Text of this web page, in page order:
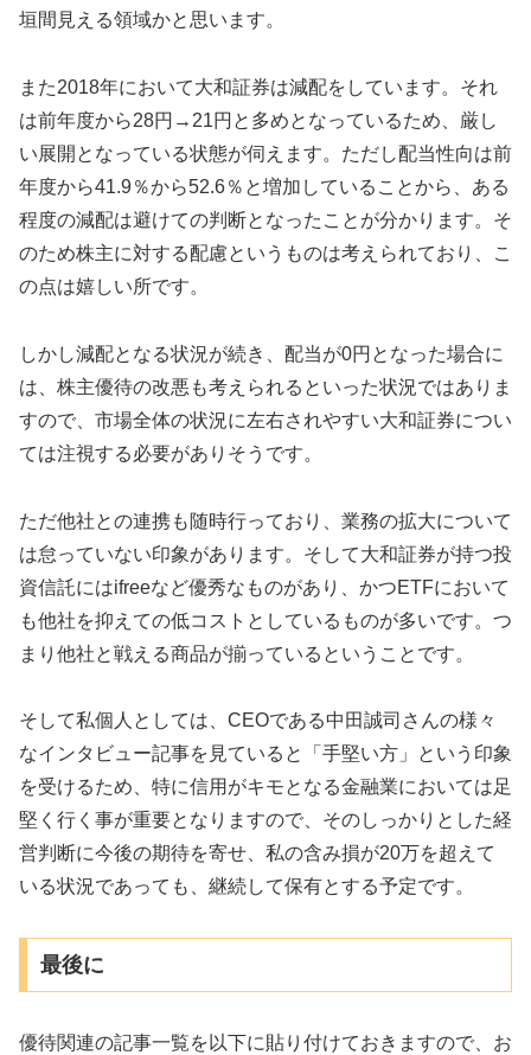
垣間見える領域かと思います。
また2018年において大和証券は減配をしています。それ
は前年度から28円→21円と多めとなっているため、厳し
い展開となっている状態が伺えます。ただし配当性向は前
年度から41.9％から52.6％と増加していることから、ある
程度の減配は避けての判断となったことが分かります。そ
のため株主に対する配慮というものは考えられており、こ
の点は嬉しい所です。
しかし減配となる状況が続き、配当が0円となった場合に
は、株主優待の改悪も考えられるといった状況ではありま
すので、市場全体の状況に左右されやすい大和証券につい
ては注視する必要がありそうです。
ただ他社との連携も随時行っており、業務の拡大について
は怠っていない印象があります。そして大和証券が持つ投
資信託にはifreeなど優秀なものがあり、かつETFにおいて
も他社を抑えての低コストとしているものが多いです。つ
まり他社と戦える商品が揃っているということです。
そして私個人としては、CEOである中田誠司さんの様々
なインタビュー記事を見ていると「手堅い方」という印象
を受けるため、特に信用がキモとなる金融業においては足
堅く行く事が重要となりますので、そのしっかりとした経
営判断に今後の期待を寄せ、私の含み損が20万を超えて
いる状況であっても、継続して保有とする予定です。
最後に
優待関連の記事一覧を以下に貼り付けておきますので、お